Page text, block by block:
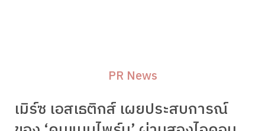
PR News
เมิร์ซ เอสเธติกส์ เผยประสบการณ์